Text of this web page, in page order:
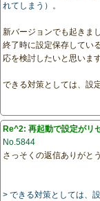
れてしまう）。
新バージョンでも起きま
終了時に設定保存してい
応を検討したいと思います
できる対策としては、設
Re^2: 再起動で設定がリ
No.5844
さっそくの返信ありがと
> できる対策としては、